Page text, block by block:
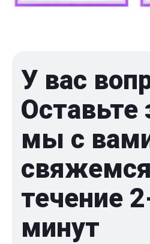
У вас
Оставьте
мы с
течение
минут